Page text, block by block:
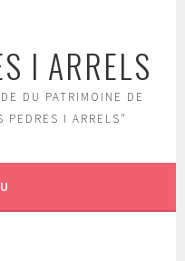
I ARRELS
DU PATRIMOINE DE
PEDRES I ARRELS"